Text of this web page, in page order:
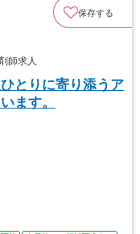
保存する
師求人
とりに寄り添うア
ます。